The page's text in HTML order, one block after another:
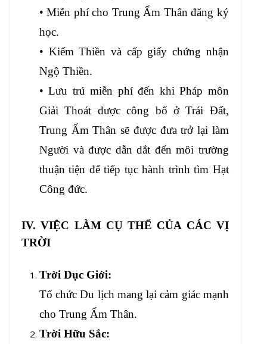
• Miễn phí cho Trung Ấm Thân đăng ký
học.
• Kiểm Thiền và cấp giấy chứng nhận
Ngộ Thiền.
• Lưu trú miễn phí đến khi Pháp môn
Giải Thoát được công bố ở Trái Đất,
Trung Ấm Thân sẽ được đưa trở lại làm
Người và được dẫn dắt đến môi trường
thuận tiện để tiếp tục hành trình tìm Hạt
Công đức.
IV. VIỆC LÀM CỤ THỂ CỦA CÁC VỊ
TRỜI
Trời Dục Giới:
Tổ chức Du lịch mang lại cảm giác mạnh
cho Trung Ấm Thân.
Trời Hữu Sắc: